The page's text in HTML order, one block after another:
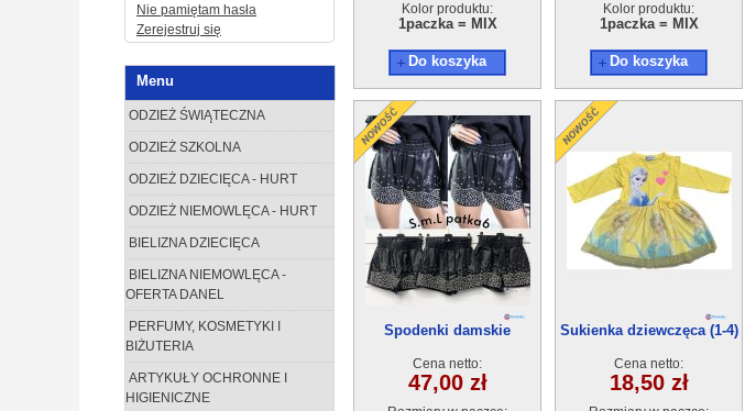
Nie pamiętam hasła
Zerejestruj się
Menu
ODZIEŻ ŚWIĄTECZNA
ODZIEŻ SZKOLNA
ODZIEŻ DZIECIĘCA - HURT
ODZIEŻ NIEMOWLĘCA - HURT
BIELIZNA DZIECIĘCA
BIELIZNA NIEMOWLĘCA -
OFERTA DANEL
PERFUMY, KOSMETYKI I
BIŻUTERIA
ARTYKUŁY OCHRONNE I
HIGIENICZNE
Kolor produktu:
1paczka = MIX
Do koszyka
Kolor produktu:
1paczka = MIX
Do koszyka
Spodenki damskie
Cena netto:
47,00 zł
Sukienka dziewczęca (1-4)
Cena netto:
18,50 zł